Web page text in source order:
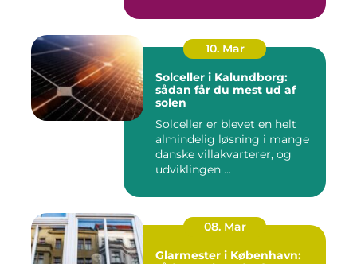
10. Mar
Solceller i Kalundborg:
sådan får du mest ud af
solen
Solceller er blevet en helt
almindelig løsning i mange
danske villakvarterer, og
udviklingen ...
08. Mar
Glarmester i København: